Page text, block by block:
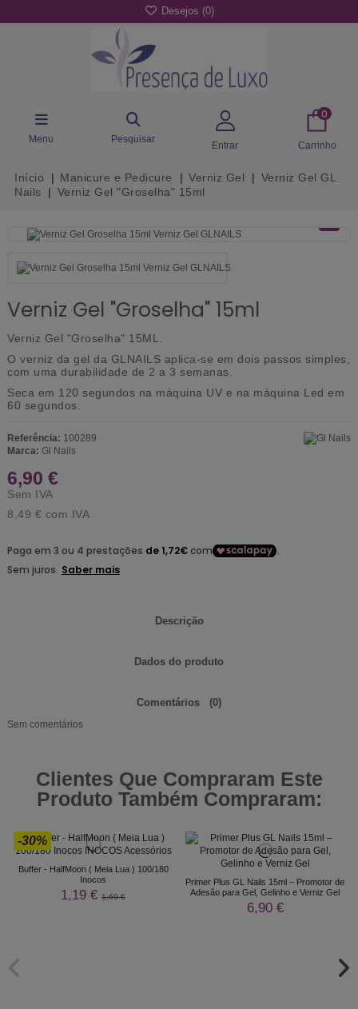
Desejos (0)
Menu Pesquisar
Entrar
0
Carrinho
Início Manicure e Pedicure Verniz Gel
Verniz Gel GL
Nails
Verniz Gel "Groselha" 15ml
Verniz Gel "Groselha" 15ml
Verniz Gel "Groselha" 15ML.
O verniz da gel da GLNAILS aplica-se em dois passos simples,
com uma durabilidade de 2 a 3 semanas.
Seca em 120 segundos na máquina UV e na máquina Led em
60 segundos.
Referência: 100289
Marca: Gl Nails
6,90 €
Sem IVA
8,49 € com IVA
Descrição
Dados do produto
Comentários (0)
Sem comentários
Clientes Que Compraram Este
Produto Também Compraram:
-30%
Buffer - HalfMoon ( Meia Lua ) 100/180
Inocos
1,19 € 1,69 €
Primer Plus GL Nails 15ml – Promotor de
Adesão para Gel, Gelinho e Verniz Gel
6,90 €